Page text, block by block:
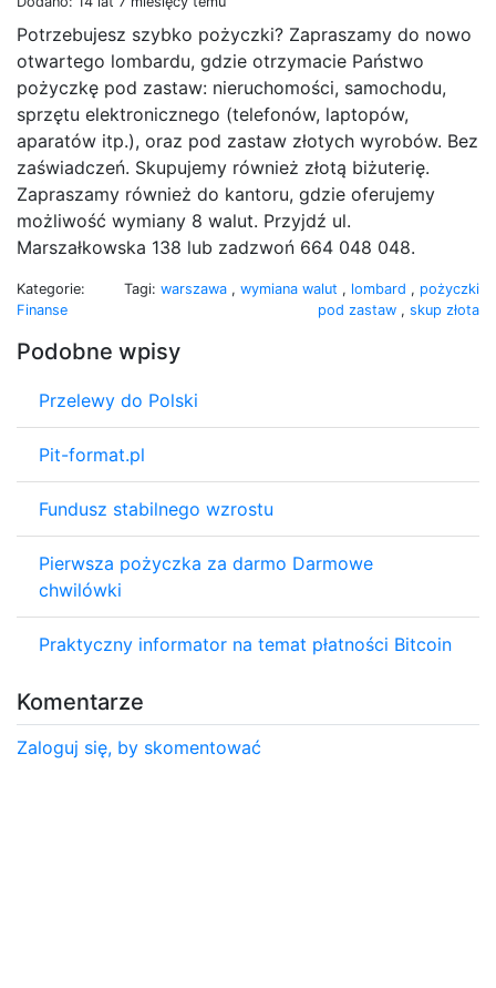
Potrzebujesz szybko pożyczki? Zapraszamy do nowo
otwartego lombardu, gdzie otrzymacie Państwo
pożyczkę pod zastaw: nieruchomości, samochodu,
sprzętu elektronicznego (telefonów, laptopów,
aparatów itp.), oraz pod zastaw złotych wyrobów. Bez
zaświadczeń. Skupujemy również złotą biżuterię.
Zapraszamy również do kantoru, gdzie oferujemy
możliwość wymiany 8 walut. Przyjdź ul.
Marszałkowska 138 lub zadzwoń 664 048 048.
Kategorie:
Finanse
Tagi: warszawa , wymiana walut , lombard , pożyczki
pod zastaw , skup złota
Podobne wpisy
Przelewy do Polski
Pit-format.pl
Fundusz stabilnego wzrostu
Pierwsza pożyczka za darmo Darmowe
chwilówki
Praktyczny informator na temat płatności Bitcoin
Komentarze
Zaloguj się, by skomentować